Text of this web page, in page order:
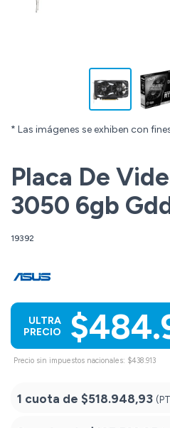
* Las imágenes se exhiben con
Placa De
3050 6gb
19392
ULTRA
PRECIO
Precio sin impuestos nacionales: $438.913
1 cuota de $518.948,93